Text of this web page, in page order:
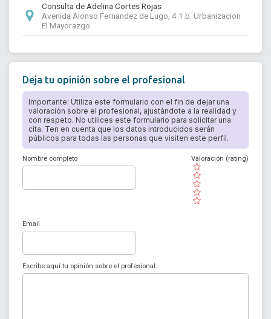
Consulta de Adelina Cortes Rojas
Avenida Alonso Fernandez de Lugo, 4 1.b. Urbanizacion
El Mayorazgo
Deja tu opinión sobre el profesional
Importante: Utiliza este formulario con el fin de dejar una
valoración sobre el profesional, ajustándote a la realidad y
con respeto. No utilices este formulario para solicitar una
cita. Ten en cuenta que los datos introducidos serán
públicos para todas las personas que visiten este perfil.
Nombre completo
( )
( )
( )
( )
( )
Valoración (rating)
Email
Escribe aquí tu opinión sobre el profesional: